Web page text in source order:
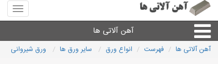
منوی
سایت
آلاتی
ها
آهن آلاتی ها
آهن آلاتی ها فهرست انواع ورق سایر ورق ها ورق شیروانی